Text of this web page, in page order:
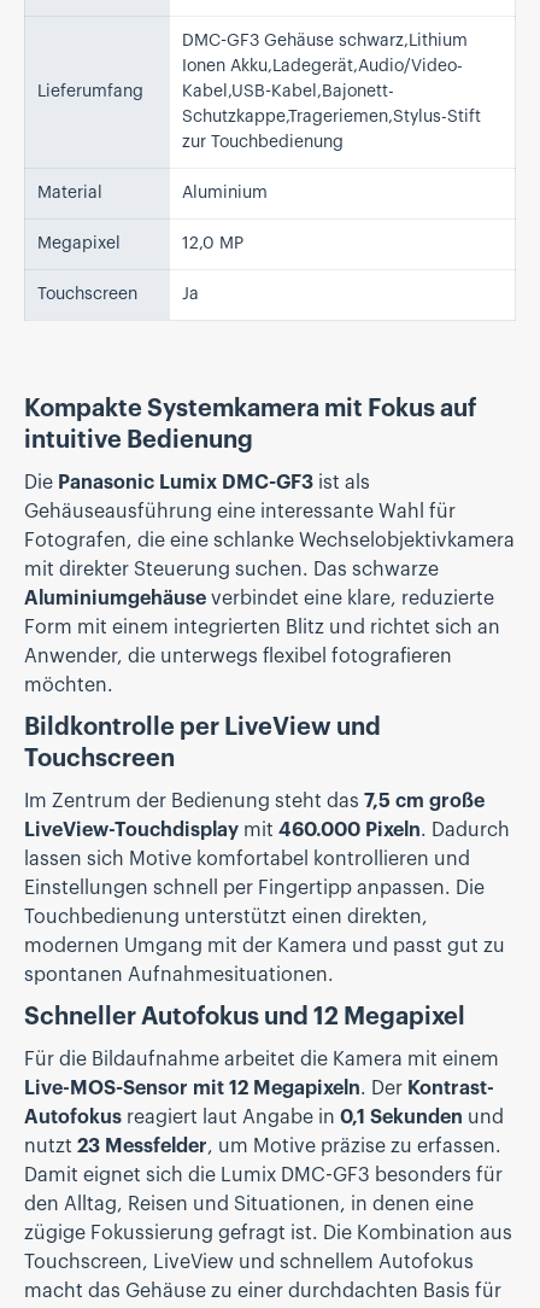
Lieferumfang
DMC-GF3 Gehäuse schwarz,Lithium
Ionen Akku,Ladegerät,Audio/Video-
Kabel,USB-Kabel,Bajonett-
Schutzkappe,Trageriemen,Stylus-Stift
zur Touchbedienung
Material Aluminium
Megapixel 12,0 MP
Touchscreen Ja
Kompakte Systemkamera mit Fokus auf
intuitive Bedienung
Die Panasonic Lumix DMC-GF3 ist als
Gehäuseausführung eine interessante Wahl für
Fotografen, die eine schlanke Wechselobjektivkamera
mit direkter Steuerung suchen. Das schwarze
Aluminiumgehäuse verbindet eine klare, reduzierte
Form mit einem integrierten Blitz und richtet sich an
Anwender, die unterwegs flexibel fotografieren
möchten.
Bildkontrolle per LiveView und
Touchscreen
Im Zentrum der Bedienung steht das 7,5 cm große
LiveView-Touchdisplay mit 460.000 Pixeln. Dadurch
lassen sich Motive komfortabel kontrollieren und
Einstellungen schnell per Fingertipp anpassen. Die
Touchbedienung unterstützt einen direkten,
modernen Umgang mit der Kamera und passt gut zu
spontanen Aufnahmesituationen.
Schneller Autofokus und 12 Megapixel
Für die Bildaufnahme arbeitet die Kamera mit einem
Live-MOS-Sensor mit 12 Megapixeln. Der Kontrast-
Autofokus reagiert laut Angabe in 0,1 Sekunden und
nutzt 23 Messfelder, um Motive präzise zu erfassen.
Damit eignet sich die Lumix DMC-GF3 besonders für
den Alltag, Reisen und Situationen, in denen eine
zügige Fokussierung gefragt ist. Die Kombination aus
Touchscreen, LiveView und schnellem Autofokus
macht das Gehäuse zu einer durchdachten Basis für